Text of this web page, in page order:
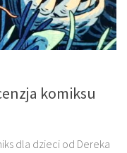
komiksu
dla dzieci od Dereka